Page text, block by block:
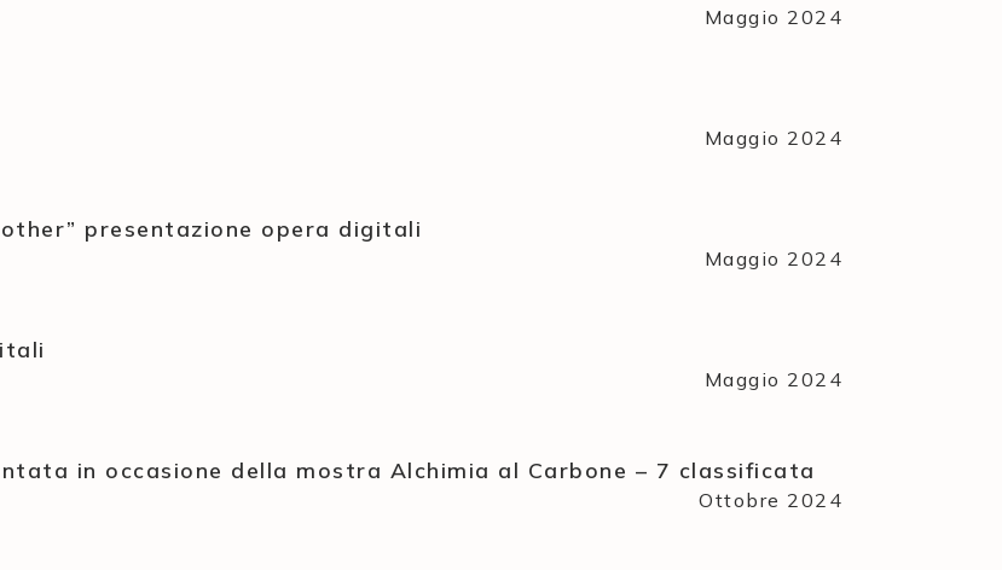
Maggio 2024
Maggio 2024
presentazione opera digitali
Maggio 2024
Maggio 2024
in occasione della mostra Alchimia al Carbone – 7 classificata
Ottobre 2024